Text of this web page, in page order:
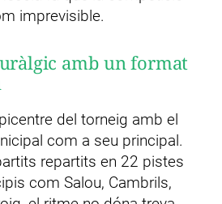
imprevisible.
amb un format
del torneig amb el
com a seu principal.
repartits en 22 pistes
com Salou, Cambrils,